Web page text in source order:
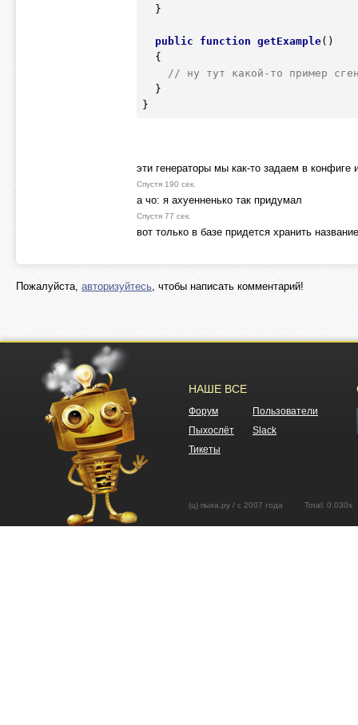
public function getExample()
{
// ну тут какой-то пример
}
эти генераторы мы как-то задаем в
Спустя 190 сек.
а чо: я ахуенненько так придумал
Спустя 77 сек.
вот только в базе придется хранить
Пожалуйста, авторизуйтесь, чтобы написать комментарий!
НАШЕ ВСЕ
Форум
Пользователи
Пыхослёт
Slack
Тикеты
(ц) пыха.ру / с 2007 года Total: